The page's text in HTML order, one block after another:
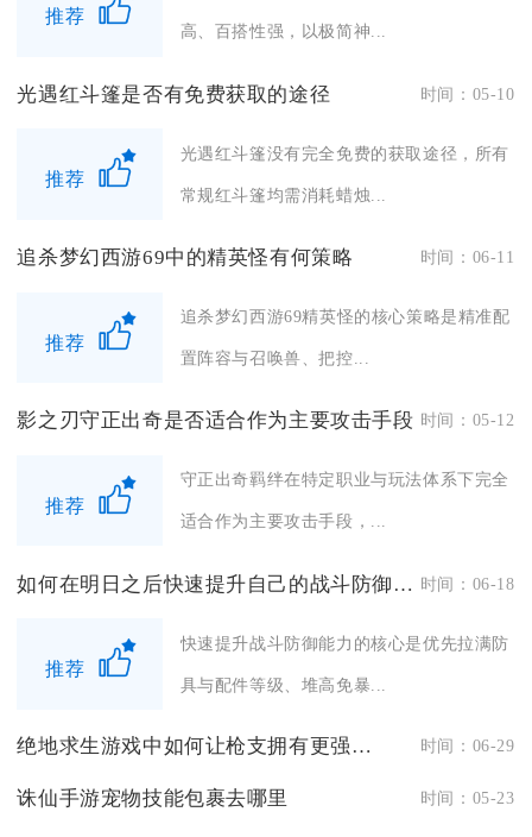
推荐
高、百搭性强，以极简神...
光遇红斗篷是否有免费获取的途径 时间：05-10
推荐
光遇红斗篷没有完全免费的获取途径，所有
常规红斗篷均需消耗蜡烛...
追杀梦幻西游69中的精英怪有何策略 时间：06-11
推荐
追杀梦幻西游69精英怪的核心策略是精准配
置阵容与召唤兽、把控...
影之刃守正出奇是否适合作为主要攻击手段 时间：05-12
推荐
守正出奇羁绊在特定职业与玩法体系下完全
适合作为主要攻击手段，...
如何在明日之后快速提升自己的战斗防御能力 时间：06-18
推荐
快速提升战斗防御能力的核心是优先拉满防
具与配件等级、堆高免暴...
绝地求生游戏中如何让枪支拥有更强冲击力 时间：06-29
诛仙手游宠物技能包裹去哪里 时间：05-23